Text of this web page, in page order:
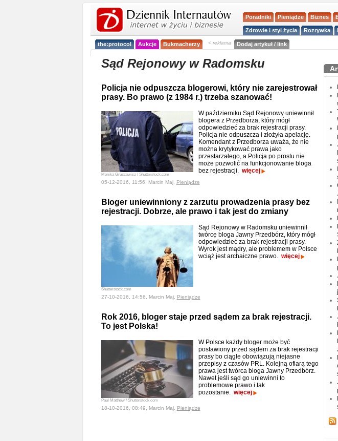
Poradniki Pieniądze Biznes
Zdrowie i styl życia Rozrywka
the:protocol Aukcje Bukmacherzy < reklama Dodaj artykuł / link
Sąd Rejonowy w Radomsku
Policja nie odpuszcza blogerowi, który nie zarejestrował
prasy. Bo prawo (z 1984 r.) trzeba szanować!
Monika Gruszewisz / Shutterstock.com
W październiku Sąd Rejonowy uniewinnił
blogera z Przedborza, który mógł
odpowiedzieć za brak rejestracji prasy.
Policja nie odpuszcza i złożyła apelację.
Komendant z Przedborza uważa, że nie
można krytykować prawa jako
przestarzałego, a Policja po prostu nie
może pozwolić na funkcjonowanie bloga
bez rejestracji. więcej
05-12-2016, 11:56, Marcin Maj, Pieniądze
Bloger uniewinniony z zarzutu prowadzenia prasy bez
rejestracji. Dobrze, ale prawo i tak jest do zmiany
Shutterstock.com
Sąd Rejonowy w Radomsku uniewinnił
twórcę bloga Jawny Przedbórz, który mógł
odpowiedzieć za brak rejestracji prasy.
Wyrok jest mądry, ale problemem w Polsce
wciąż jest archaiczne prawo. więcej
27-10-2016, 14:56, Marcin Maj, Pieniądze
Rok 2016, bloger staje przed sądem za brak rejestracji.
To jest Polska!
Paul Matthew / Shutterstock.com
W Polsce każdy bloger może być
postawiony przed sądem za brak rejestracji
prasy bo ciągle obowiązują niejasne
przepisy z czasów PRL. Kolejną ofiarą tego
prawa jest twórca bloga Jawny Przedbórz.
Nawet jeśli sąd go uniewinni to
problemowe prawo i tak
pozostanie. więcej
18-10-2016, 08:49, Marcin Maj, Pieniądze